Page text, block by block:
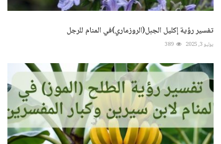
تفسير رؤية إكليل الجبل(الروزماري)في المنام للرجل
يوليو 3, 2025 389